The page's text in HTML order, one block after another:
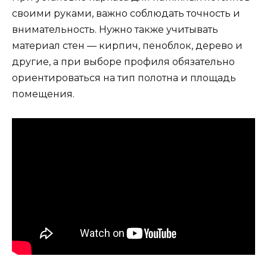
своими руками, важно соблюдать точность и
внимательность. Нужно также учитывать
материал стен — кирпич, пеноблок, дерево и
другие, а при выборе профиля обязательно
ориентироваться на тип полотна и площадь
помещения.